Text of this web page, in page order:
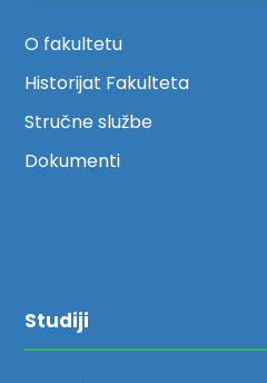
O fakultetu
Historijat Fakulteta
Stručne službe
Dokumenti
Studiji